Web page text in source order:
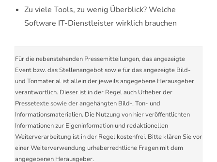
Zu viele Tools, zu wenig Überblick? Welche
Software IT-Dienstleister wirklich brauchen
Für die nebenstehenden Pressemitteilungen, das angezeigte
Event bzw. das Stellenangebot sowie für das angezeigte Bild-
und Tonmaterial ist allein der jeweils angegebene Herausgeber
verantwortlich. Dieser ist in der Regel auch Urheber der
Pressetexte sowie der angehängten Bild-, Ton- und
Informationsmaterialien. Die Nutzung von hier veröffentlichten
Informationen zur Eigeninformation und redaktionellen
Weiterverarbeitung ist in der Regel kostenfrei. Bitte klären Sie vor
einer Weiterverwendung urheberrechtliche Fragen mit dem
angegebenen Herausgeber.